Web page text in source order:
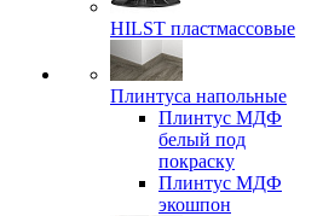
HILST пластмассовые
Плинтуса напольные
Плинтус МДФ
белый под
покраску
Плинтус МДФ
экошпон